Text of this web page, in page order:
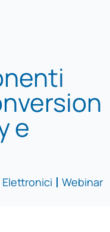
e
Elettronici Webinar